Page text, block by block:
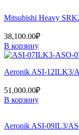
Mitsubishi Heavy
38,100.00₽
В корзину
Aeronik ASI-12ILK3/
51,000.00₽
В корзину
Aeronik ASI-09IL3/